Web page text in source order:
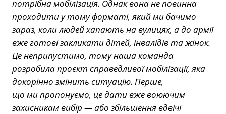
потрібна мобілізація. Однак вона не повинна
проходити у тому форматі, який ми бачимо
зараз, коли людей хапають на вулицях, а до армії
вже готові закликати дітей, інвалідів та жінок.
Це неприпустимо, тому наша команда
розробила проєкт справедливої мобілізації, яка
докорінно змінить ситуацію. Перше,
що ми пропонуємо, це дати вже воюючим
захисникам вибір — або збільшення вдвічі